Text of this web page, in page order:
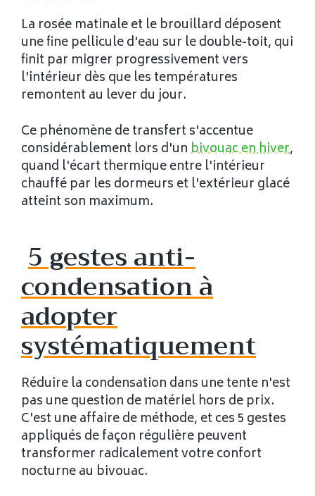
La rosée matinale et le brouillard déposent
une fine pellicule d'eau sur le double-toit, qui
finit par migrer progressivement vers
l'intérieur dès que les températures
remontent au lever du jour.
Ce phénomène de transfert s'accentue
considérablement lors d'unbivouac en hiver,
quand l'écart thermique entre l'intérieur
chauffé par les dormeurs et l'extérieur glacé
atteint son maximum.
5 gestes anti-
condensation à
adopter
systématiquement
Réduire la condensation dans une tente n'est
pas une question de matériel hors de prix.
C'est une affaire de méthode, et ces 5 gestes
appliqués de façon régulière peuvent
transformer radicalement votre confort
nocturne au bivouac.